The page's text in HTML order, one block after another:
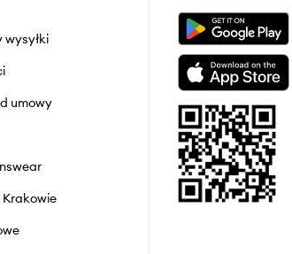
wysyłki
umowy